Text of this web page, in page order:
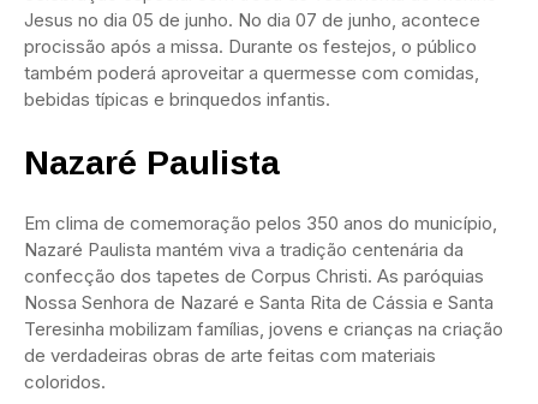
Jesus no dia 05 de junho. No dia 07 de junho, acontece
procissão após a missa. Durante os festejos, o público
também poderá aproveitar a quermesse com comidas,
bebidas típicas e brinquedos infantis.
Nazaré Paulista
Em clima de comemoração pelos 350 anos do município,
Nazaré Paulista mantém viva a tradição centenária da
confecção dos tapetes de Corpus Christi. As paróquias
Nossa Senhora de Nazaré e Santa Rita de Cássia e Santa
Teresinha mobilizam famílias, jovens e crianças na criação
de verdadeiras obras de arte feitas com materiais
coloridos.